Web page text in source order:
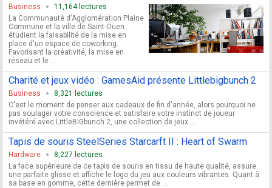
Business
11,164 lectures
La Communauté d'Agglomération Plaine
Commune et la ville de Saint-Ouen
étudient la faisabilité de la mise en
place d'un espace de coworking.
Favorisant la créativité, la mise en
réseau et le ...
Charité et jeux vidéo : GamesAid présente Littlebigbunch 2
Business
8,321 lectures
C'est le moment de penser aux cadeaux de fin d'année, alors pourquoi ne
pas soulager votre conscience et satisfaire votre instinct de joueur
invétéré avec LittleBIGbunch 2, une collection de jeux ...
Tapis de souris SteelSeries Starcarft II : Heart of Swarm
Hardware
8,227 lectures
La face supérieure de ce tapis de souris en tissu de haute qualité, assure
une parfaite glisse et affiche le logo du jeu aux couleurs vibrantes. Quant à
sa base en gomme, cette dernière permet de ...